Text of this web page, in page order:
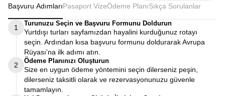
Başvuru AdımlarıPasaport VizeÖdeme Planı Sıkça Sorulanlar
1
Turunuzu Seçin ve Başvuru Formunu Doldurun
Yurtdışı turları sayfamızdan hayalini kurduğunuz rotayı
seçin. Ardından kısa başvuru formunu doldurarak Avrupa
Rüyası'na ilk adımı atın.
2
Ödeme Planınızı Oluşturun
Size en uygun ödeme yöntemini seçin dilerseniz peşin,
dilerseniz taksitli olarak ve rezervasyonunuzu güvenle
tamamlayın.